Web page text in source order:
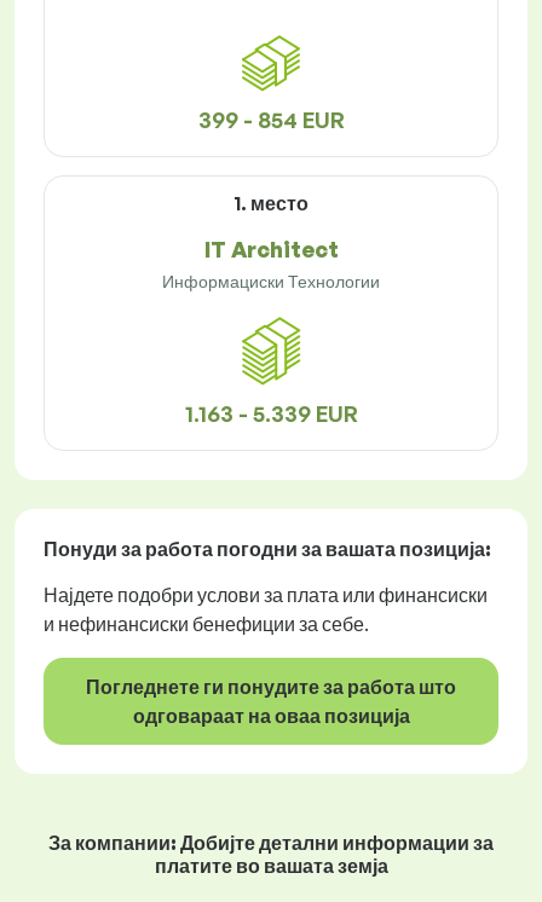
399 - 854 EUR
1. место
IT Architect
Информациски Технологии
1.163 - 5.339 EUR
Понуди за работа погодни за вашата позиција:
Најдете подобри услови за плата или финансиски
и нефинансиски бенефиции за себе.
Погледнете ги понудите за работа што
одговараат на оваа позиција
За компании: Добијте детални информации за
платите во вашата земја